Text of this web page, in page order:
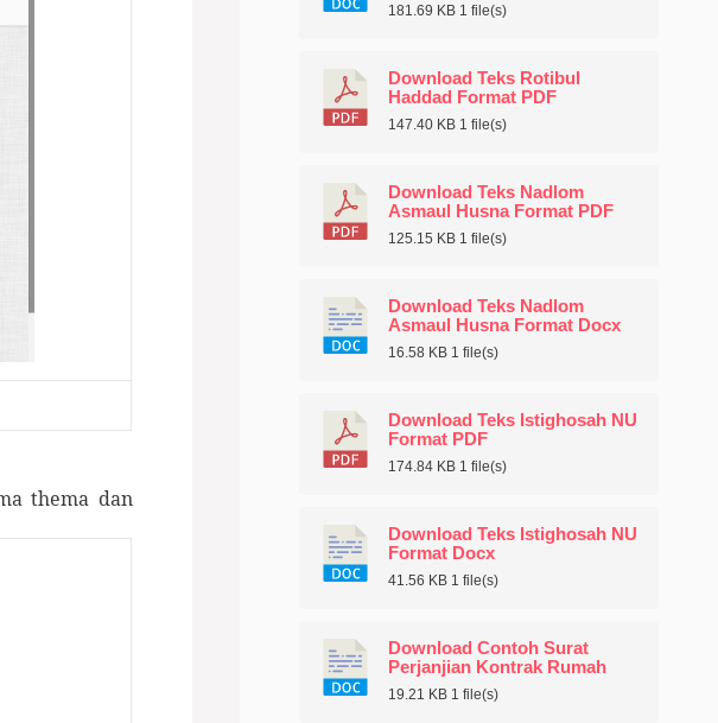
thema dan
181.69 KB 1 file(s)
Download Teks Rotibul
Haddad Format PDF
147.40 KB 1 file(s)
Download Teks Nadlom
Asmaul Husna Format PDF
125.15 KB 1 file(s)
Download Teks Nadlom
Asmaul Husna Format Docx
16.58 KB 1 file(s)
Download Teks Istighosah NU
Format PDF
174.84 KB 1 file(s)
Download Teks Istighosah NU
Format Docx
41.56 KB 1 file(s)
Download Contoh Surat
Perjanjian Kontrak Rumah
19.21 KB 1 file(s)